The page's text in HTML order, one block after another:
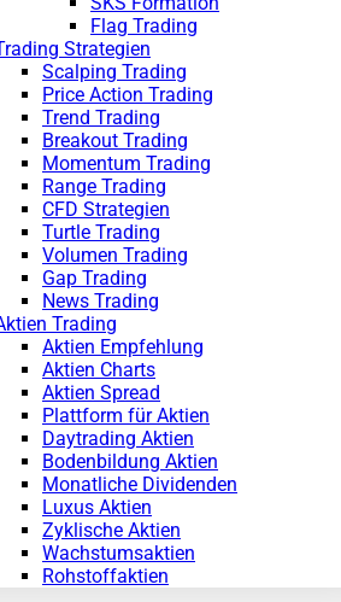
Flag Trading
Strategien
Scalping Trading
Price Action Trading
Trend Trading
Breakout Trading
Momentum Trading
Range Trading
CFD Strategien
Turtle Trading
Volumen Trading
Gap Trading
News Trading
Trading
Aktien Empfehlung
Aktien Charts
Aktien Spread
Plattform für Aktien
Daytrading Aktien
Bodenbildung Aktien
Monatliche Dividenden
Luxus Aktien
Zyklische Aktien
Wachstumsaktien
Rohstoffaktien